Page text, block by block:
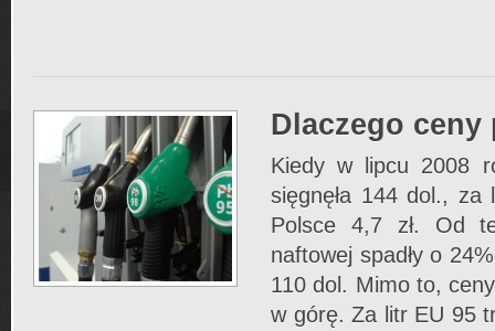
Dlaczego
Kiedy w lipcu 2008
sięgnęła 144 dol., za
Polsce 4,7 zł. Od
naftowej spadły o
110 dol. Mimo to,
w górę. Za litr EU 95